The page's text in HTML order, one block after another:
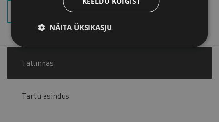
OTSI SÜNDMUSI
Tallinnas
Tartu esindus
NÄITA ÜKSIKASJU